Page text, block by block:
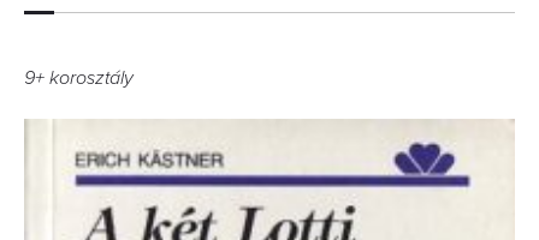
9+ korosztály